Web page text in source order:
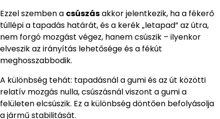
Ezzel szemben a csúszásakkor jelentkezik, ha a fékerő
túllépi a tapadás határát, és a kerék „letapad” az útra,
nem forgó mozgást végez, hanem csúszik – ilyenkor
elveszik az irányítás lehetősége és a fékút
meghosszabbodik.
A különbség tehát: tapadásnál a gumi és az út közötti
relatív mozgás nulla, csúszásnál viszont a gumi a
felületen elcsúszik. Ez a különbség döntően befolyásolja
a jármű stabilitását.